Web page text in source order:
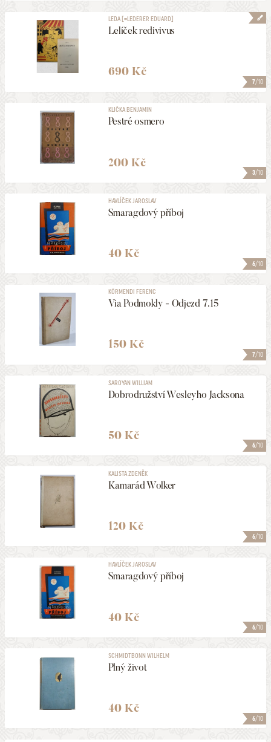
7/10
LEDA [=LEDERER EDUARD]
Lelíček redivivus
690 Kč
3/10
KLIČKA BENJAMIN
Pestré osmero
200 Kč
6/10
HAVLÍČEK JAROSLAV
Smaragdový příboj
40 Kč
7/10
KÖRMENDI FERENC
Via Podmokly - Odjezd 7.15
150 Kč
6/10
SAROYAN WILLIAM
Dobrodružství Wesleyho Jacksona
50 Kč
6/10
KALISTA ZDENĚK
Kamarád Wolker
120 Kč
6/10
HAVLÍČEK JAROSLAV
Smaragdový příboj
40 Kč
6/10
SCHMIDTBONN WILHELM
Plný život
40 Kč